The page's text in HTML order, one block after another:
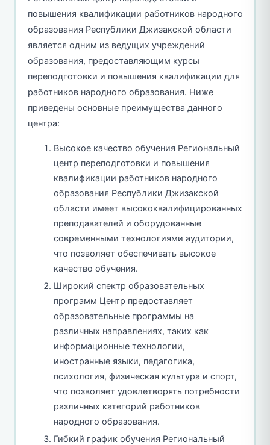
повышения квалификации работников народного
образования Республики Джизакской области
является одним из ведущих учреждений
образования, предоставляющим курсы
переподготовки и повышения квалификации для
работников народного образования. Ниже
приведены основные преимущества данного
центра:
Высокое качество обучения Региональный
центр переподготовки и повышения
квалификации работников народного
образования Республики Джизакской
области имеет высококвалифицированных
преподавателей и оборудованные
современными технологиями аудитории,
что позволяет обеспечивать высокое
качество обучения.
Широкий спектр образовательных
программ Центр предоставляет
образовательные программы на
различных направлениях, таких как
информационные технологии,
иностранные языки, педагогика,
психология, физическая культура и спорт,
что позволяет удовлетворять потребности
различных категорий работников
народного образования.
Гибкий график обучения Региональный